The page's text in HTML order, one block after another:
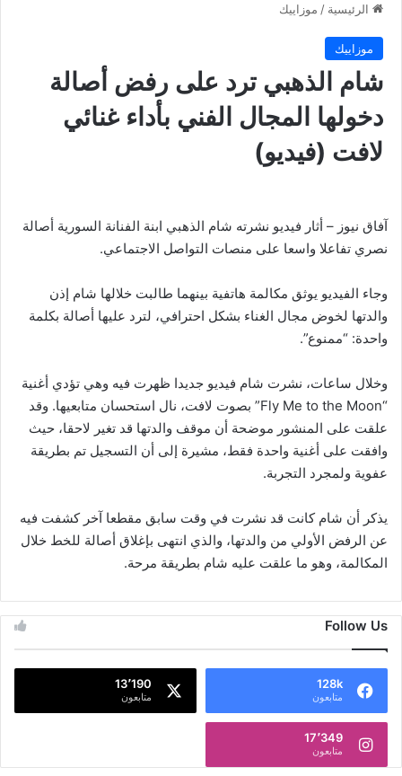
الرئيسية / موزاييك
موزاييك
شام الذهبي ترد على رفض أصالة
دخولها المجال الفني بأداء غنائي
لافت (فيديو)
آفاق نيوز – أثار فيديو نشرته شام الذهبي ابنة الفنانة السورية أصالة
نصري تفاعلا واسعا على منصات التواصل الاجتماعي.
وجاء الفيديو يوثق مكالمة هاتفية بينهما طالبت خلالها شام إذن
والدتها لخوض مجال الغناء بشكل احترافي، لترد عليها أصالة بكلمة
واحدة: “ممنوع”.
وخلال ساعات، نشرت شام فيديو جديدا ظهرت فيه وهي تؤدي أغنية
“Fly Me to the Moon” بصوت لافت، نال استحسان متابعيها. وقد
علقت على المنشور موضحة أن موقف والدتها قد تغير لاحقا، حيث
وافقت على أغنية واحدة فقط، مشيرة إلى أن التسجيل تم بطريقة
عفوية ولمجرد التجربة.
يذكر أن شام كانت قد نشرت في وقت سابق مقطعا آخر كشفت فيه
عن الرفض الأولي من والدتها، والذي انتهى بإغلاق أصالة للخط خلال
المكالمة، وهو ما علقت عليه شام بطريقة مرحة.
Follow Us
128k
متابعون
13٬190
متابعون
17٬349
متابعون